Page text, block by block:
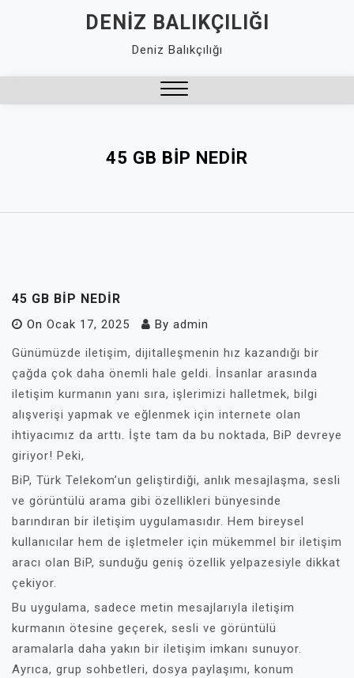
DENIZ BALIKÇILIĞI
Deniz Balıkçılığı
45 GB BIP NEDIR
45 GB BIP NEDIR
On Ocak 17, 2025 By admin
Günümüzde iletişim, dijitalleşmenin hız kazandığı bir
çağda çok daha önemli hale geldi. İnsanlar arasında
iletişim kurmanın yanı sıra, işlerimizi halletmek, bilgi
alışverişi yapmak ve eğlenmek için internete olan
ihtiyacımız da arttı. İşte tam da bu noktada, BiP devreye
giriyor! Peki,
BiP, Türk Telekom’un geliştirdiği, anlık mesajlaşma, sesli
ve görüntülü arama gibi özellikleri bünyesinde
barındıran bir iletişim uygulamasıdır. Hem bireysel
kullanıcılar hem de işletmeler için mükemmel bir iletişim
aracı olan BiP, sunduğu geniş özellik yelpazesiyle dikkat
çekiyor.
Bu uygulama, sadece metin mesajlarıyla iletişim
kurmanın ötesine geçerek, sesli ve görüntülü
aramalarla daha yakın bir iletişim imkanı sunuyor.
Ayrıca, grup sohbetleri, dosya paylaşımı, konum